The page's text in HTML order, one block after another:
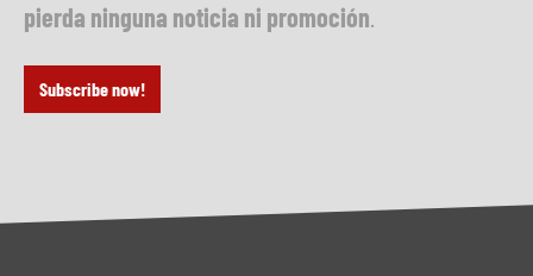
pierda ninguna noticia ni promoción
Subscribe now!